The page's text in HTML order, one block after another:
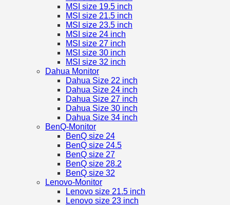
MSI size 19.5 inch
MSI size 21.5 inch
MSI size 23.5 inch
MSI size 24 inch
MSI size 27 inch
MSI size 30 inch
MSI size 32 inch
Dahua Monitor
Dahua Size 22 inch
Dahua Size 24 inch
Dahua Size 27 inch
Dahua Size 30 inch
Dahua Size 34 inch
BenQ-Monitor
BenQ size 24
BenQ size 24.5
BenQ size 27
BenQ size 28.2
BenQ size 32
Lenovo-Monitor
Lenovo size 21.5 inch
Lenovo size 23 inch